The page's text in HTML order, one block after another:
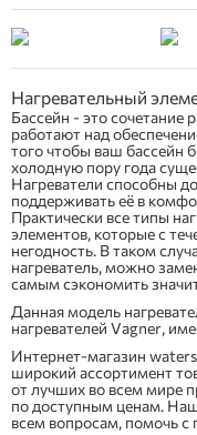
Нагревательный
Бассейн - это сочетание
работают над
того чтобы ваш
холодную пору года
Нагреватели способны
поддерживать её в
Практически все типы
элементов, которые с
негодность. В таком
нагреватель, можно
самым сэкономить
Данная модель
нагревателей Vagner,
Интернет-магазин
широкий ассортимент
от лучших во всем мире
по доступным ценам.
всем вопросам, помочь с